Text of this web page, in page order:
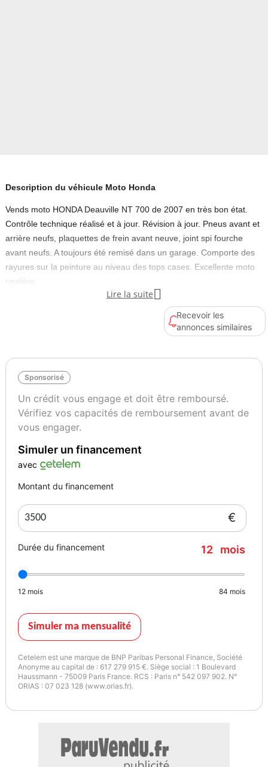
Description du véhicule Moto Honda
Vends moto HONDA Deauville NT 700 de 2007 en très bon état.
Contrôle technique réalisé et à jour. Révision à jour. Pneus avant et
arrière neufs, plaquettes de frein avant neuve, joint spi fourche
avant neufs. A toujours été remisé dans un garage. Comporte des
rayures sur la peinture au niveau des tops cases. Excellente moto
routière.
Routière
Lire la suite 
Recevoir les
annonces similaires
Sponsorisé
Un crédit vous engage et doit être remboursé.
Vérifiez vos capacités de remboursement avant de
vous engager.
Simuler un financement
avec
Montant du financement
€
Durée du financement 12 mois
12 mois 84 mois
Simuler ma mensualité
Cetelem est une marque de BNP Paribas Personal Finance, Société
Anonyme au capital de : 617 279 915 €. Siège social : 1 Boulevard
Haussmann - 75009 Paris France. RCS : Paris n° 542 097 902. N°
ORIAS : 07 023 128 (www.orias.fr).